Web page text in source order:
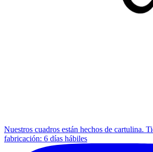
Nuestros cuadros están hechos de cartulina.
fabricación: 6 días hábiles